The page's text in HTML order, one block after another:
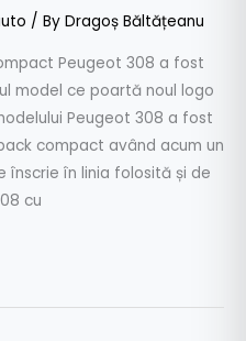
/ By Dragoș Băltățeanu
Peugeot 308 a fost
model ce poartă noul logo
Peugeot 308 a fost
compact având acum un
înscrie în linia folosită și de
cu